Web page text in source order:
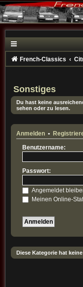
French-Classics
Sonstiges
Du hast keine
sehen oder zu lesen.
Anmelden•
Benutzername:
Passwort:
Angemeldet
Meinen Online-
Diese Kategorie hat